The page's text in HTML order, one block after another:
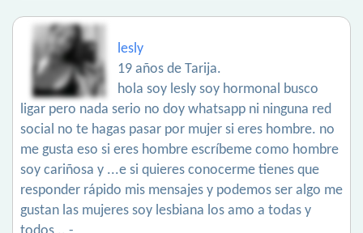
lesly
19 años de Tarija.
hola soy lesly soy hormonal busco
ligar pero nada serio no doy whatsapp ni ninguna red
social no te hagas pasar por mujer si eres hombre. no
me gusta eso si eres hombre escríbeme como hombre
soy cariñosa y ...e si quieres conocerme tienes que
responder rápido mis mensajes y podemos ser algo me
gustan las mujeres soy lesbiana los amo a todas y